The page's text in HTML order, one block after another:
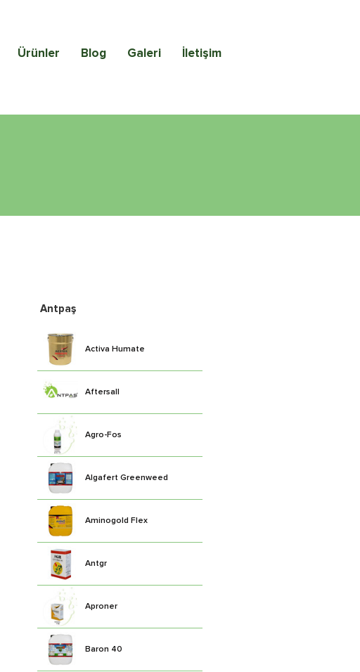
Ürünler Blog Galeri İletişim
Antpaş
Activa Humate
Aftersall
Agro-Fos
Algafert Greenweed
Aminogold Flex
Antgr
Aproner
Baron 40